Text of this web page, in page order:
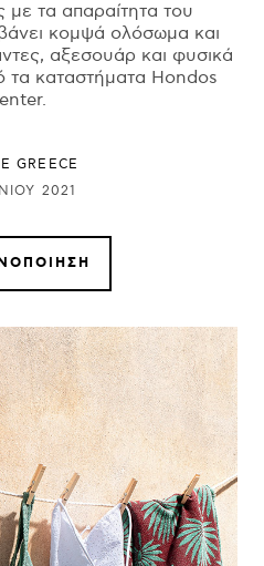
τα απαραίτητα του
κομψά ολόσωμα και
αξεσουάρ και φυσικά
τα καταστήματα Hondos
GREECE
2021